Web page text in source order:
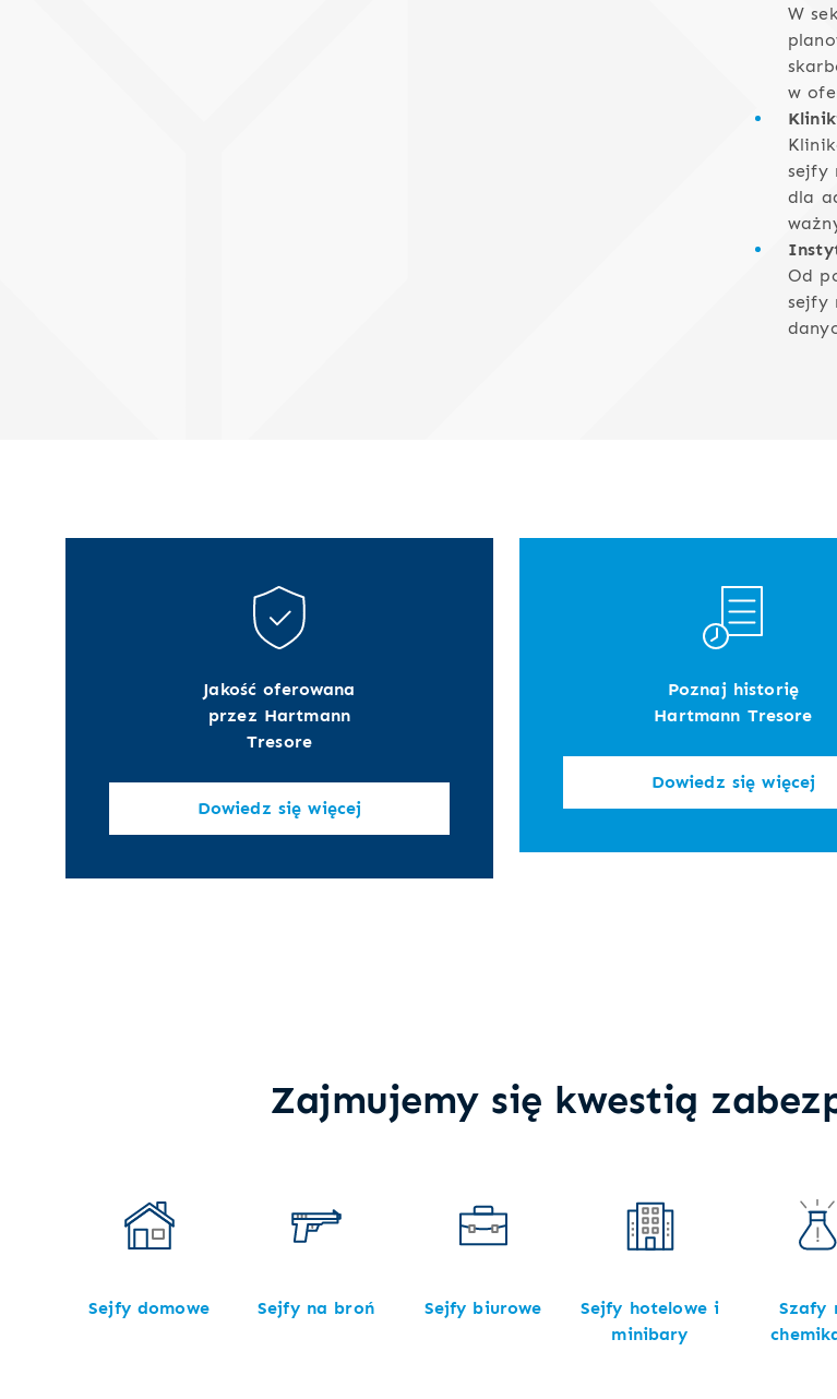
W
w
sejfy
dla
Od
sejfy
Jakość oferowana
przez Hartmann
Tresore
Dowiedz się więcej
Poznaj historię
Hartmann Tresore
Dowiedz się więcej
Zajmujemy się kwestią
Sejfy domowe Sejfy na broń Sejfy biurowe
Sejfy hotelowe i
minibary
Szafy